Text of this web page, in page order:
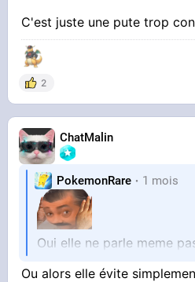
C'est juste une pute trop
2
ChatMalin
PokemonRare 1 mois
Oui elle ne parle meme
Ou alors elle évite